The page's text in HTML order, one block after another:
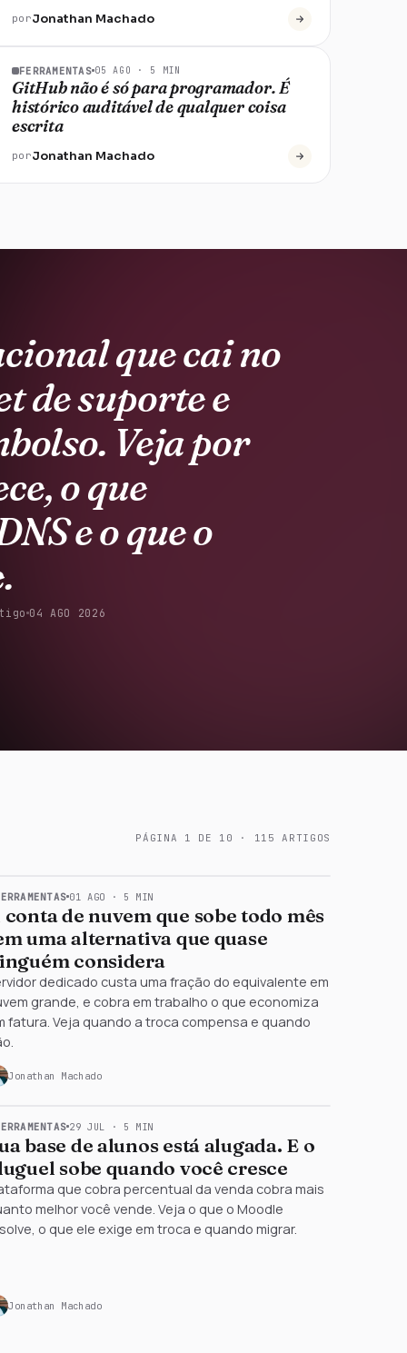
porJonathan Machado
FERRAMENTAS 05 AGO · 5 MIN
GitHub não é só para programador. É
histórico auditável de qualquer coisa
escrita
porJonathan Machado
que cai no
de suporte e
Veja por
o que
e o que o
04 AGO 2026
PÁGINA 1 DE 10 · 115 ARTIGOS
陰
01 AGO · 5 MIN
conta de nuvem que sobe todo mês
uma alternativa que quase
considera
dedicado custa uma fração do equivalente em
grande, e cobra em trabalho o que economiza
fatura. Veja quando a troca compensa e quando
Jonathan Machado 手
29 JUL · 5 MIN
base de alunos está alugada. E o
sobe quando você cresce
que cobra percentual da venda cobra mais
melhor você vende. Veja o que o Moodle
o que ele exige em troca e quando migrar.
Jonathan Machado